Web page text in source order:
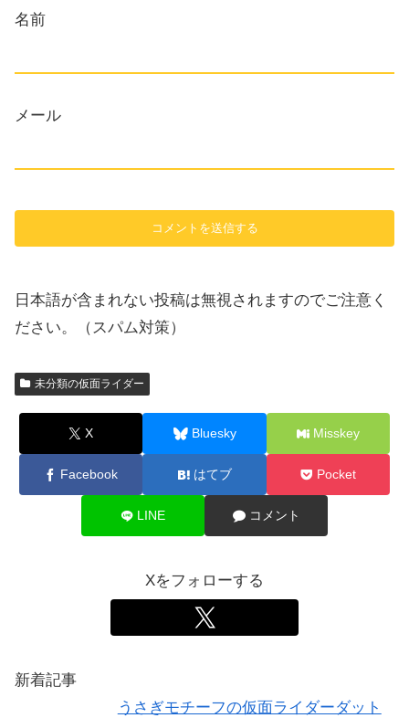
名前
メール
日本語が含まれない投稿は無視されますのでご注意く
ださい。（スパム対策）
未分類の仮面ライダー
X Bluesky Misskey
Facebook はてブ Pocket
LINE コメント
Xをフォローする
新着記事
うさぎモチーフの仮面ライダーダット